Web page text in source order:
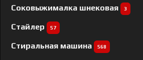
Соковыжималка шнековая 3
Стайлер 57
Стиральная машина 568